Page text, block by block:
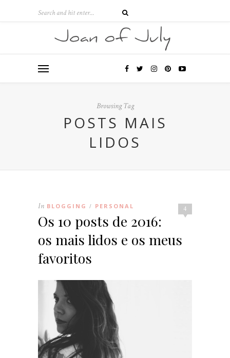
Browsing Tag
POSTS MAIS
LIDOS
4
In BLOGGING / PERSONAL
Os 10 posts de 2016:
os mais lidos e os meus
favoritos